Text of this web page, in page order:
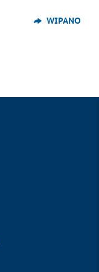
WIPANO